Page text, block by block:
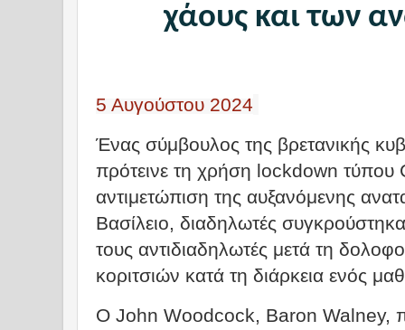
χάους και των
5 Αυγούστου 2024
Ένας σύμβουλος της βρετανικής
πρότεινε τη χρήση lockdown τύπου
αντιμετώπιση της αυξανόμενης
Βασίλειο, διαδηλωτές
τους αντιδιαδηλωτές μετά τη
κοριτσιών κατά τη διάρκεια ενός
Ο John Woodcock, Baron Walney,